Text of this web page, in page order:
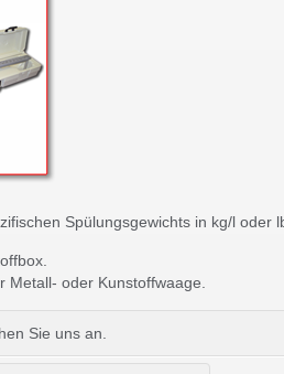
Spülungsgewichts in kg/l oder
Metall- oder Kunstoffwaage.
Sie uns an.